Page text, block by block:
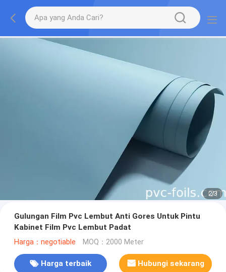
2/3
Gulungan Film Pvc Lembut Anti Gores Untuk Pintu
Kabinet Film Pvc Lembut Padat
Harga：negotiable MOQ：2000 Meter
Harga terbaik Hubungi sekarang